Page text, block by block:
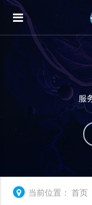
服
当前位置： 首页